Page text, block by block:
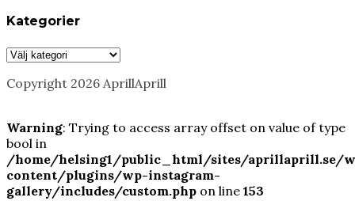
Kategorier
Kategorier
Copyright 2026 AprillAprill
Warning: Trying to access array offset on value of type
bool in
/home/helsing1/public_html/sites/aprillaprill.se/
content/plugins/wp-instagram-
gallery/includes/custom.php on line 153